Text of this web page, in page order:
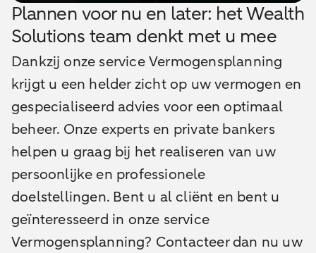
Plannen voor nu en later: het Wealth
Solutions team denkt met u mee
Dankzij onze service Vermogensplanning
krijgt u een helder zicht op uw vermogen en
gespecialiseerd advies voor een optimaal
beheer. Onze experts en private bankers
helpen u graag bij het realiseren van uw
persoonlijke en professionele
doelstellingen. Bent u al cliënt en bent u
geïnteresseerd in onze service
Vermogensplanning? Contacteer dan nu uw